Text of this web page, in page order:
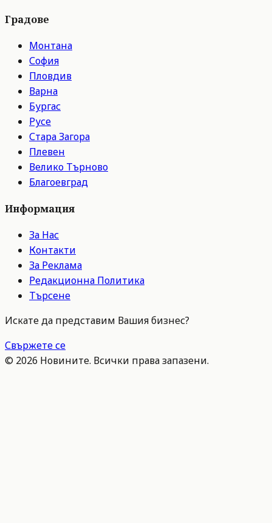
Градове
Монтана
София
Пловдив
Варна
Бургас
Русе
Стара Загора
Плевен
Велико Търново
Благоевград
Информация
За Нас
Контакти
За Реклама
Редакционна Политика
Търсене
Искате да представим Вашия бизнес?
Свържете се
© 2026 Новините. Всички права запазени.